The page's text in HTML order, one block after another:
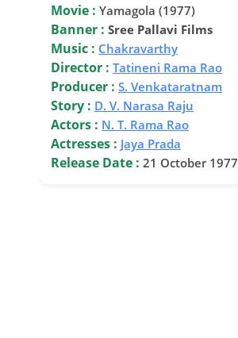
Movie : Yamagola (1977)
Banner : Sree Pallavi Films
Music : Chakravarthy
Director : Tatineni Rama Rao
Producer : S. Venkataratnam
Story : D. V. Narasa Raju
Actors : N. T. Rama Rao
Actresses : Jaya Prada
Release Date : 21 October 1977